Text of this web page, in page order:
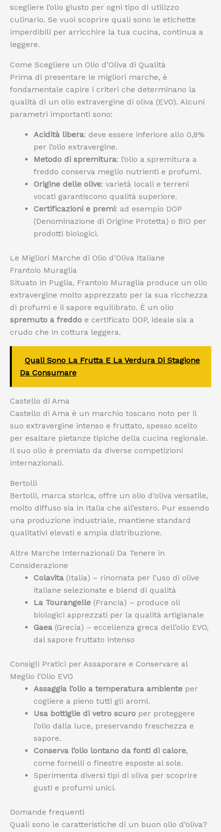
scegliere l’olio giusto per ogni tipo di utilizzo
culinario. Se vuoi scoprire quali sono le etichette
imperdibili per arricchire la tua cucina, continua a
leggere.
Come Scegliere un Olio d’Oliva di Qualità
Prima di presentare le migliori marche, è
fondamentale capire i criteri che determinano la
qualità di un olio extravergine di oliva (EVO). Alcuni
parametri importanti sono:
Acidità libera: deve essere inferiore allo 0,8%
per l’olio extravergine.
Metodo di spremitura: l’olio a spremitura a
freddo conserva meglio nutrienti e profumi.
Origine delle olive: varietà locali e terreni
vocati garantiscono qualità superiore.
Certificazioni e premi: ad esempio DOP
(Denominazione di Origine Protetta) o BIO per
prodotti biologici.
Le Migliori Marche di Olio d’Oliva Italiane
Frantoio Muraglia
Situato in Puglia, Frantoio Muraglia produce un olio
extravergine molto apprezzato per la sua ricchezza
di profumi e il sapore equilibrato. È un olio
spremuto a freddo e certificato DOP, ideale sia a
crudo che in cottura leggera.
Quali Sono La Frutta E La Verdura Di Stagione
Da Consumare
Castello di Ama
Castello di Ama è un marchio toscano noto per il
suo extravergine intenso e fruttato, spesso scelto
per esaltare pietanze tipiche della cucina regionale.
Il suo olio è premiato da diverse competizioni
internazionali.
Bertolli
Bertolli, marca storica, offre un olio d’oliva versatile,
molto diffuso sia in Italia che all’estero. Pur essendo
una produzione industriale, mantiene standard
qualitativi elevati e ampia distribuzione.
Altre Marche Internazionali Da Tenere in
Considerazione
Colavita (Italia) – rinomata per l’uso di olive
italiane selezionate e blend di qualità
La Tourangelle (Francia) – produce oli
biologici apprezzati per la qualità artigianale
Gaea (Grecia) – eccellenza greca dell’olio EVO,
dal sapore fruttato intenso
Consigli Pratici per Assaporare e Conservare al
Meglio l’Olio EVO
Assaggia l’olio a temperatura ambiente per
cogliere a pieno tutti gli aromi.
Usa bottiglie di vetro scuro per proteggere
l’olio dalla luce, preservando freschezza e
sapore.
Conserva l’olio lontano da fonti di calore,
come fornelli o finestre esposte al sole.
Sperimenta diversi tipi di oliva per scoprire
gusti e profumi unici.
Domande frequenti
Quali sono le caratteristiche di un buon olio d’oliva?